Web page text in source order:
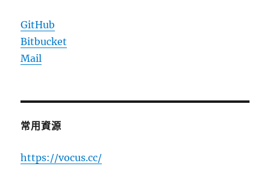
GitHub
Bitbucket
Mail
常用資源
https://vocus.cc/